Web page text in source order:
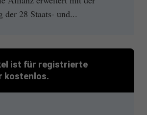
der 28 Staats- und...
ist für registrierte
kostenlos.